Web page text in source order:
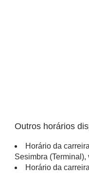
Outros horários
Horário da
Sesimbra (Terminal),
Horário da